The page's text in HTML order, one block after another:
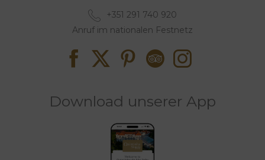
+351 291 740 920
Anruf im nationalen Festnetz
Download unserer App